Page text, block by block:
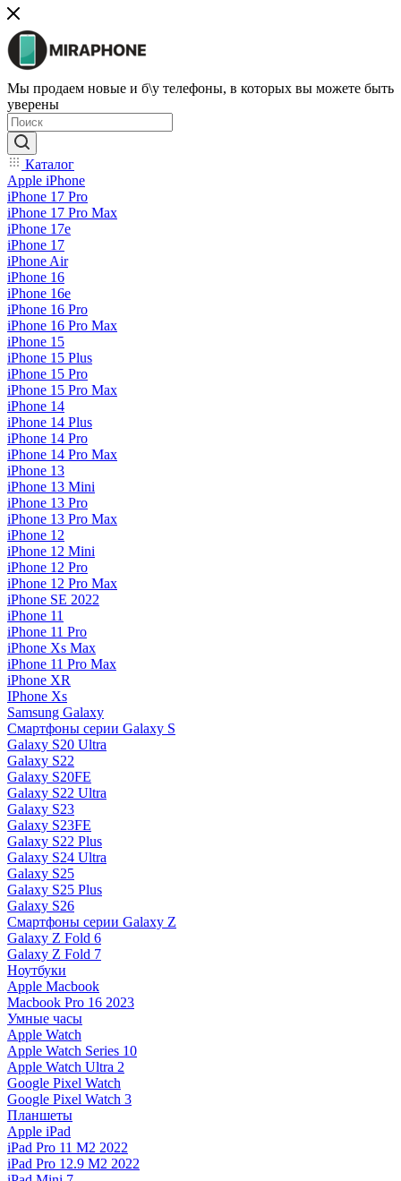
Мы продаем новые и б\у телефоны, в которых вы можете быть
уверены
Каталог
Apple iPhone
iPhone 17 Pro
iPhone 17 Pro Max
iPhone 17e
iPhone 17
iPhone Air
iPhone 16
iPhone 16e
iPhone 16 Pro
iPhone 16 Pro Max
iPhone 15
iPhone 15 Plus
iPhone 15 Pro
iPhone 15 Pro Max
iPhone 14
iPhone 14 Plus
iPhone 14 Pro
iPhone 14 Pro Max
iPhone 13
iPhone 13 Mini
iPhone 13 Pro
iPhone 13 Pro Max
iPhone 12
iPhone 12 Mini
iPhone 12 Pro
iPhone 12 Pro Max
iPhone SE 2022
iPhone 11
iPhone 11 Pro
iPhone Xs Max
iPhone 11 Pro Max
iPhone XR
IPhone Xs
Samsung Galaxy
Смартфоны серии Galaxy S
Galaxy S20 Ultra
Galaxy S22
Galaxy S20FE
Galaxy S22 Ultra
Galaxy S23
Galaxy S23FE
Galaxy S22 Plus
Galaxy S24 Ultra
Galaxy S25
Galaxy S25 Plus
Galaxy S26
Смартфоны серии Galaxy Z
Galaxy Z Fold 6
Galaxy Z Fold 7
Ноутбуки
Apple Macbook
Macbook Pro 16 2023
Умные часы
Apple Watch
Apple Watch Series 10
Apple Watch Ultra 2
Google Pixel Watch
Google Pixel Watch 3
Планшеты
Apple iPad
iPad Pro 11 M2 2022
iPad Pro 12.9 M2 2022